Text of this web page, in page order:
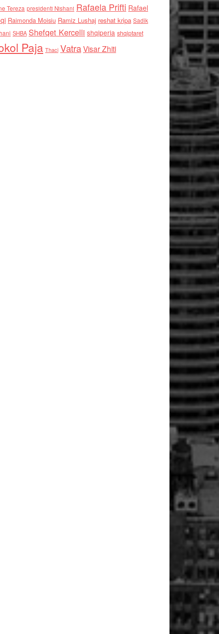
Tereza presidenti Nishani Rafaela Prifti Rafael
Raimonda Moisiu Ramiz Lushaj reshat kripa Sadik
SHBA Shefqet Kercelli shqiperia shqiptaret
Paja Thaci VatraVisar Zhiti